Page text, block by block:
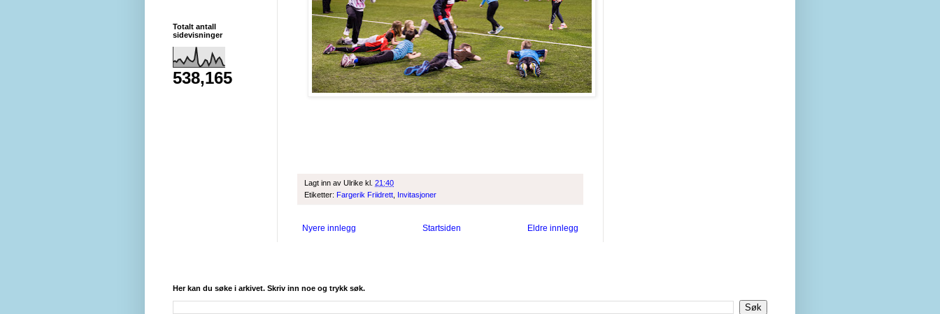
Lagt inn av Ulrike kl. 21:40
Etiketter: Fargerik Friidrett, Invitasjoner
Nyere innlegg Eldre innlegg
Startsiden
Totalt antall
sidevisninger
538,165
Her kan du søke i arkivet. Skriv inn noe og trykk søk.